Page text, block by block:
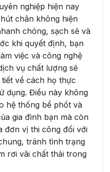
nghiệp hiện nay
chân không hiện
chóng, sạch sẽ và
khi quyết định, bạn
việc và công nghệ
vụ chất lượng sẽ
về cách họ thực
dụng. Điều này không
hệ thống bể phốt và
gia đình bạn mà còn
đơn vị thi công đối với
tránh tình trạng
rơi vãi chất thải trong